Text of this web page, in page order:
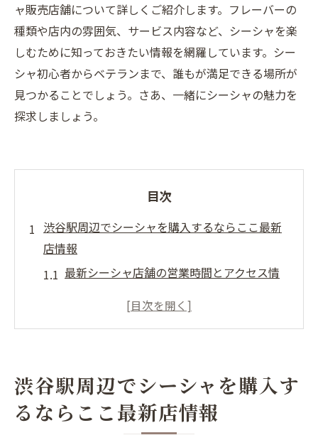
ャ販売店舗について詳しくご紹介します。フレーバーの
種類や店内の雰囲気、サービス内容など、シーシャを楽
しむために知っておきたい情報を網羅しています。シー
シャ初心者からベテランまで、誰もが満足できる場所が
見つかることでしょう。さあ、一緒にシーシャの魅力を
探求しましょう。
目次
渋谷駅周辺でシーシャを購入するならここ最新
店情報
最新シーシャ店舗の営業時間とアクセス情
人気店の新フレーバー情報
渋谷駅周辺のシーシャ販売店おすすめポイ
ント
季節限定フレーバーを提供するお店
渋谷駅周辺でシーシャを購入す
るならここ最新店情報